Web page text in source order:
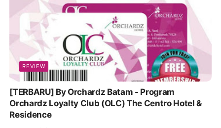
REVIEW
[TERBARU] By Orchardz Batam - Program
Orchardz Loyalty Club (OLC) The Centro Hotel &
Residence